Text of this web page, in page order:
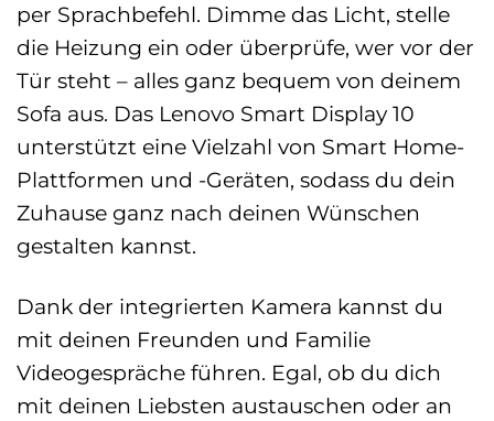
per Sprachbefehl. Dimme das Licht, stelle
die Heizung ein oder überprüfe, wer vor der
Tür steht – alles ganz bequem von deinem
Sofa aus. Das Lenovo Smart Display 10
unterstützt eine Vielzahl von Smart Home-
Plattformen und -Geräten, sodass du dein
Zuhause ganz nach deinen Wünschen
gestalten kannst.
Dank der integrierten Kamera kannst du
mit deinen Freunden und Familie
Videogespräche führen. Egal, ob du dich
mit deinen Liebsten austauschen oder an